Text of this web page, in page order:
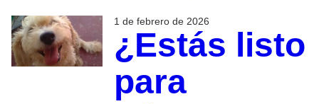
1 de febrero de 2026
¿Estás listo
para